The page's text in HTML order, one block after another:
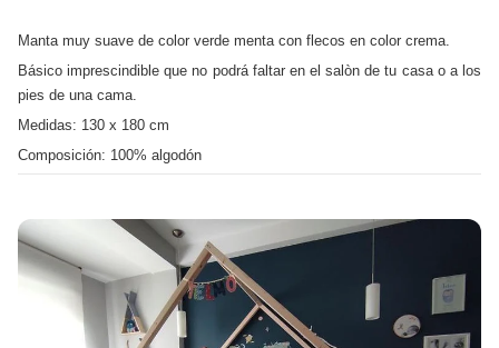
Manta muy suave de color verde menta con flecos en color crema.
Básico imprescindible que no podrá faltar en el salòn de tu casa o a los
pies de una cama.
Medidas: 130 x 180 cm
Composición: 100% algodón